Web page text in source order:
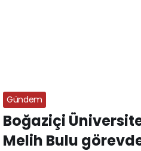
Gündem
Boğaziçi
Melih Bulu